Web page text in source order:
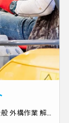
橋梁補修工事 橋梁耐震補強工事の現場施工全般 外構作業 解体作業 土木作業のスペシャリスト 備考：経験不問